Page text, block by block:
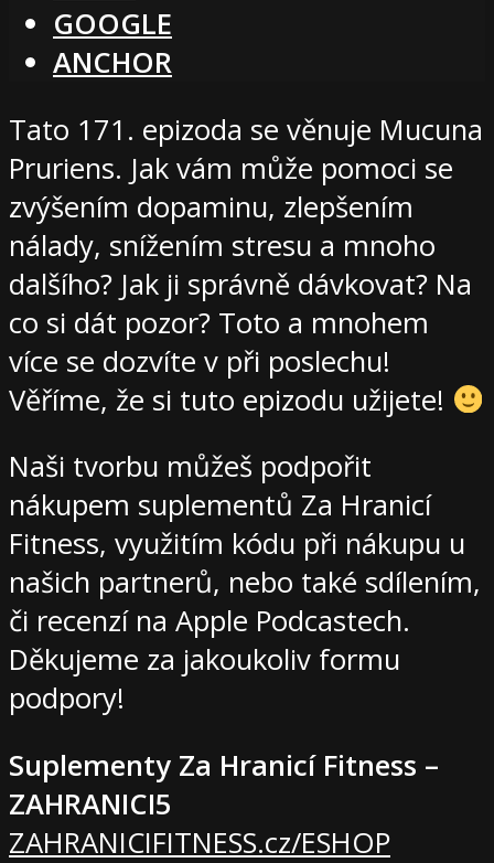
GOOGLE
ANCHOR
Tato 171. epizoda se věnuje Mucuna
Pruriens. Jak vám může pomoci se
zvýšením dopaminu, zlepšením
nálady, snížením stresu a mnoho
dalšího? Jak ji správně dávkovat? Na
co si dát pozor? Toto a mnohem
více se dozvíte v při poslechu!
Věříme, že si tuto epizodu užijete!
Naši tvorbu můžeš podpořit
nákupem suplementů Za Hranicí
Fitness, využitím kódu při nákupu u
našich partnerů, nebo také sdílením,
či recenzí na Apple Podcastech.
Děkujeme za jakoukoliv formu
podpory!
Suplementy Za Hranicí Fitness –
ZAHRANICI5
ZAHRANICIFITNESS.cz/ESHOP